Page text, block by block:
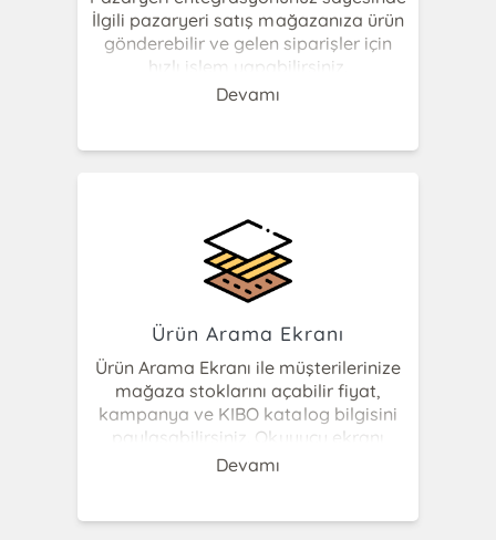
İlgili pazaryeri satış mağazanıza ürün
gönderebilir ve gelen siparişler için
hızlı işlem yapabilirsiniz.
Pazaryerlerine ait siparişlerinizi toplu
Devamı
Ürün Arama Ekranı
Ürün Arama Ekranı ile müşterilerinize
mağaza stoklarını açabilir fiyat,
kampanya ve KIBO katalog bilgisini
paylaşabilirsiniz. Okuyucu ekranı
Windows veya tanımlı android
Devamı